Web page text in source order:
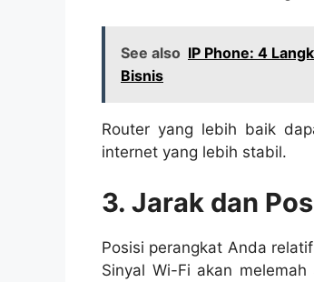
See also IP Phone: 4
Bisnis
Router yang lebih baik
internet yang lebih stabil.
3. Jarak dan
Posisi perangkat Anda
Sinyal Wi-Fi akan